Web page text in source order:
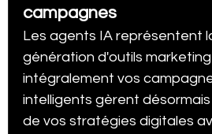
campagnes
Les agents IA représentent
génération d'outils
intégralement vos
intelligents gèrent
de vos stratégies digitales